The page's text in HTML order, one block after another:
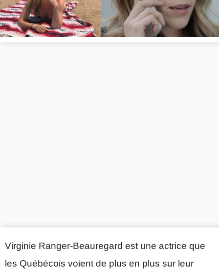
Virginie Ranger-Beauregard est une actrice que
les Québécois voient de plus en plus sur leur